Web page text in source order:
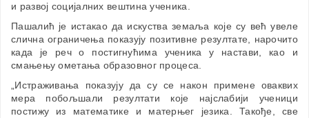
и развој социјалних вештина ученика.
Пашалић је истакао да искуства земаља које су већ увеле
слична ограничења показују позитивне резултате, нарочито
када је реч о постигнућима ученика у настави, као и
смањењу ометања образовног процеса.
„Истраживања показују да су се након примене оваквих
мера побољшали резултати које најслабији ученици
постижу из математике и матерњег језика. Такође, све